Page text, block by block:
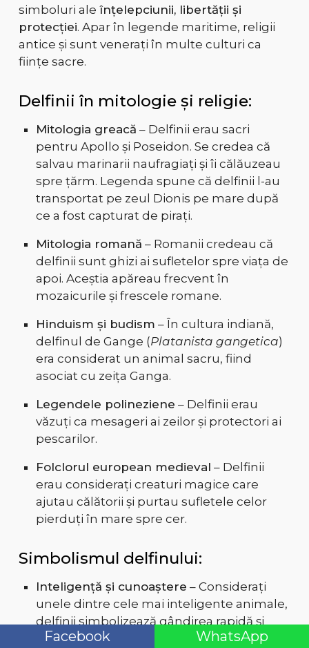
simboluri ale înțelepciunii, libertății și
protecției. Apar în legende maritime, religii
antice și sunt venerați în multe culturi ca
ființe sacre.
Delfinii în mitologie și religie:
Mitologia greacă – Delfinii erau sacri
pentru Apollo și Poseidon. Se credea că
salvau marinarii naufragiați și îi călăuzeau
spre țărm. Legenda spune că delfinii l-au
transportat pe zeul Dionis pe mare după
ce a fost capturat de pirați.
Mitologia romană – Romanii credeau că
delfinii sunt ghizi ai sufletelor spre viața de
apoi. Aceștia apăreau frecvent în
mozaicurile și frescele romane.
Hinduism și budism – În cultura indiană,
delfinul de Gange (Platanista gangetica)
era considerat un animal sacru, fiind
asociat cu zeița Ganga.
Legendele polineziene – Delfinii erau
văzuți ca mesageri ai zeilor și protectori ai
pescarilor.
Folclorul european medieval – Delfinii
erau considerați creaturi magice care
ajutau călătorii și purtau sufletele celor
pierduți în mare spre cer.
Simbolismul delfinului:
Inteligență și cunoaștere – Considerați
unele dintre cele mai inteligente animale,
delfinii simbolizează gândirea rapidă și
înțelepciunea.
Facebook WhatsApp